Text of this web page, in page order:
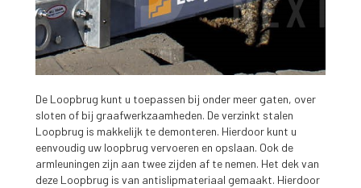
De Loopbrug kunt u toepassen bij onder meer gaten, over
sloten of bij graafwerkzaamheden. De verzinkt stalen
Loopbrug is makkelijk te demonteren. Hierdoor kunt u
eenvoudig uw loopbrug vervoeren en opslaan. Ook de
armleuningen zijn aan twee zijden af te nemen. Het dek van
deze Loopbrug is van antislipmateriaal gemaakt. Hierdoor